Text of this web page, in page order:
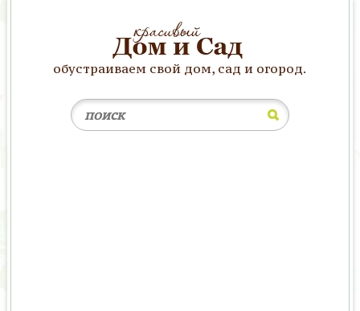
обустраиваем свой дом, сад и огород.